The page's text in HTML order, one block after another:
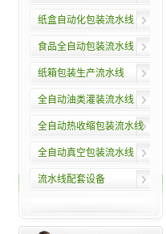
纸盒自动化包装流水线
食品全自动包装流水线
纸箱包装生产流水线
全自动油类灌装流水线
全自动热收缩包装流水线
全自动真空包装流水线
流水线配套设备